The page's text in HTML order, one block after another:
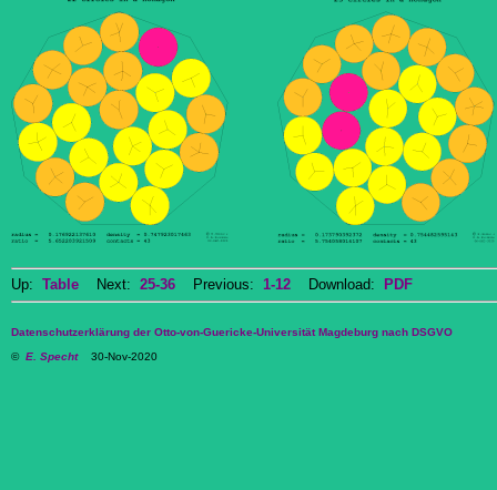
Up: Table Next: 25-36 Previous: 1-12 Download: PDF
Datenschutzerklärung der Otto-von-Guericke-Universität Magdeburg nach DSGVO
© E. Specht30-Nov-2020